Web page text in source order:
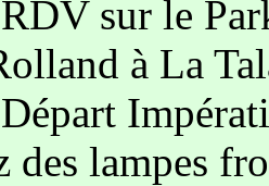
le
à La
Impératif
des lampes